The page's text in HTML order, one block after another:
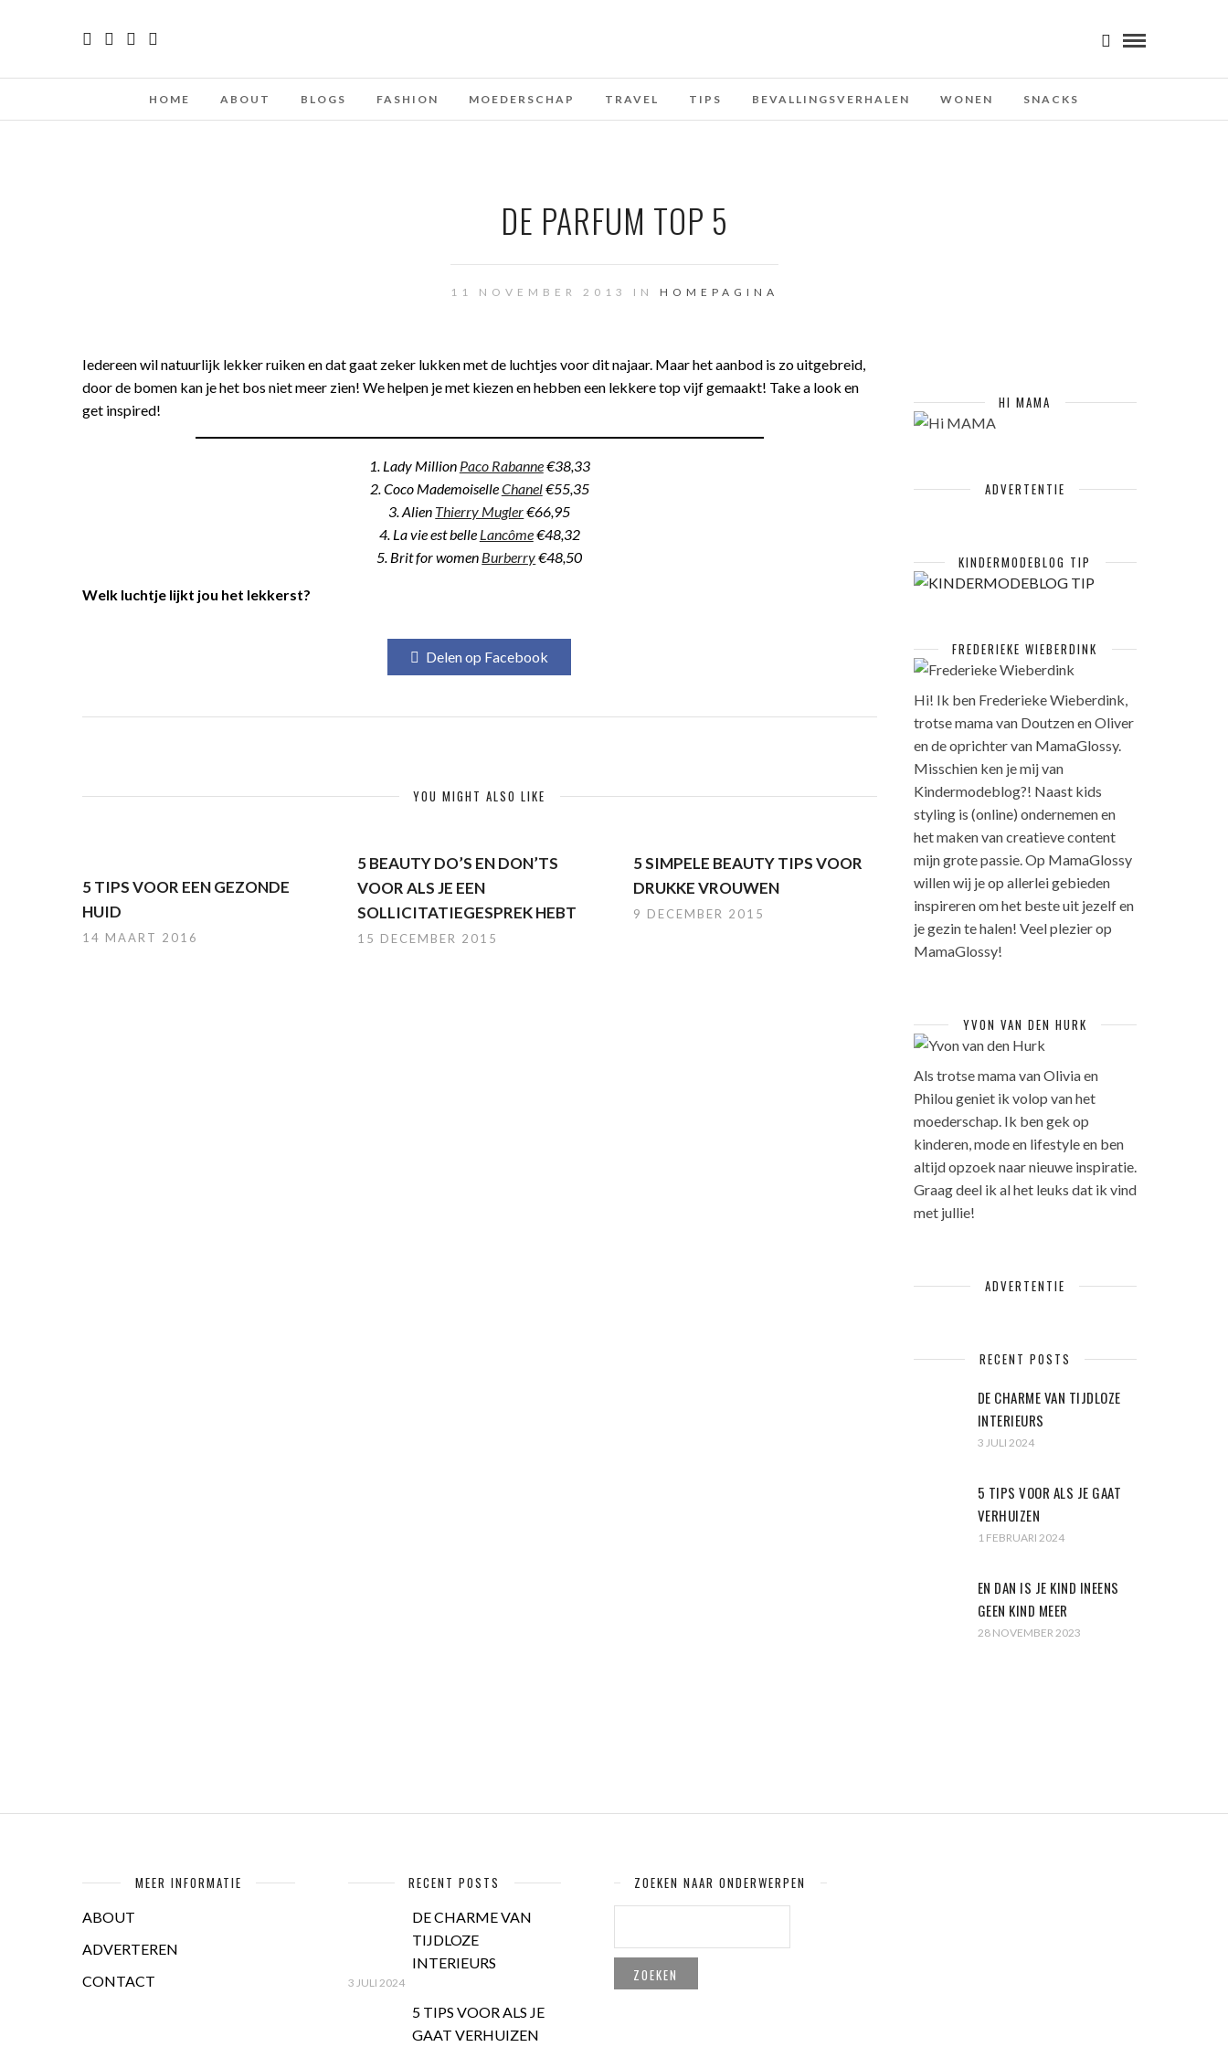
HOME ABOUT BLOGS FASHION MOEDERSCHAP TRAVEL TIPS BEVALLINGSVERHALEN WONEN SNACKS
DE PARFUM TOP 5
11 NOVEMBER 2013 IN HOMEPAGINA
Iedereen wil natuurlijk lekker ruiken en dat gaat zeker lukken met de luchtjes voor dit najaar. Maar het aanbod is zo uitgebreid,
door de bomen kan je het bos niet meer zien! We helpen je met kiezen en hebben een lekkere top vijf gemaakt! Take a look en
get inspired!
1. Lady Million Paco Rabanne€38,33
2. Coco MademoiselleChanel€55,35
3. Alien Thierry Mugler€66,95
4. La vie est belle Lancôme€48,32
5. Brit for women Burberry€48,50
Welk luchtje lijkt jou het lekkerst?
Delen op Facebook
YOU MIGHT ALSO LIKE
5 TIPS VOOR EEN GEZONDE
HUID
14 MAART 2016
5 BEAUTY DO’S EN DON’TS
VOOR ALS JE EEN
SOLLICITATIEGESPREK HEBT
15 DECEMBER 2015
5 SIMPELE BEAUTY TIPS VOOR
DRUKKE VROUWEN
9 DECEMBER 2015
HI MAMA
ADVERTENTIE
KINDERMODEBLOG TIP
FREDERIEKE WIEBERDINK
Hi! Ik ben Frederieke Wieberdink,
trotse mama van Doutzen en Oliver
en de oprichter van MamaGlossy.
Misschien ken je mij van
Kindermodeblog?! Naast kids
styling is (online) ondernemen en
het maken van creatieve content
mijn grote passie. Op MamaGlossy
willen wij je op allerlei gebieden
inspireren om het beste uit jezelf en
je gezin te halen! Veel plezier op
MamaGlossy!
YVON VAN DEN HURK
Als trotse mama van Olivia en
Philou geniet ik volop van het
moederschap. Ik ben gek op
kinderen, mode en lifestyle en ben
altijd opzoek naar nieuwe inspiratie.
Graag deel ik al het leuks dat ik vind
met jullie!
ADVERTENTIE
RECENT POSTS
DE CHARME VAN TIJDLOZE
INTERIEURS
3 JULI 2024
5 TIPS VOOR ALS JE GAAT
VERHUIZEN
1 FEBRUARI 2024
EN DAN IS JE KIND INEENS
GEEN KIND MEER
28 NOVEMBER 2023
MEER INFORMATIE
ABOUT
ADVERTEREN
CONTACT
RECENT POSTS
DE CHARME VAN
TIJDLOZE
INTERIEURS
3 JULI 2024
5 TIPS VOOR ALS JE
GAAT VERHUIZEN
ZOEKEN NAAR ONDERWERPEN